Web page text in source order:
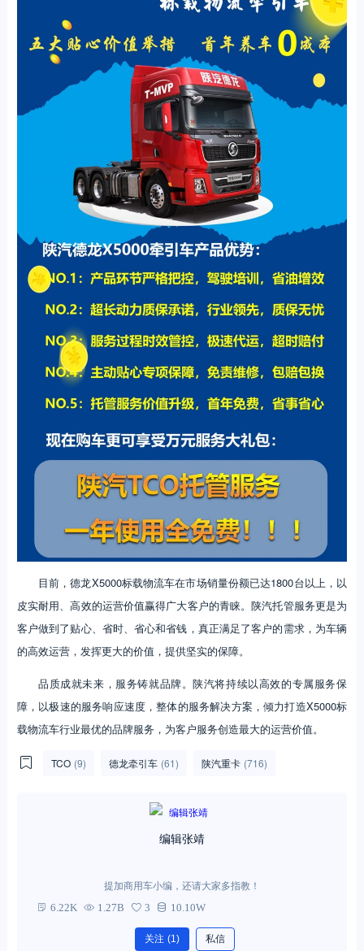
目前，德龙X5000标载物流车在市场销量份额已达1800台以上，以
皮实耐用、高效的运营价值赢得广大客户的青睐。陕汽托管服务更是为
客户做到了贴心、省时、省心和省钱，真正满足了客户的需求，为车辆
的高效运营，发挥更大的价值，提供坚实的保障。
品质成就未来，服务铸就品牌。陕汽将持续以高效的专属服务保
障，以极速的服务响应速度，整体的服务解决方案，倾力打造X5000标
载物流车行业最优的品牌服务，为客户服务创造最大的运营价值。
TCO (9) 德龙牵引车 (61) 陕汽重卡 (716)
编辑张靖
提加商用车小编，还请大家多指教！
6.22K 1.27B 3 10.10W
关注 (1) 私信